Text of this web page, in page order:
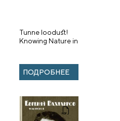
Tunne loodust!
Knowing Nature in
edited by Donald
Favareau and
ПОДРОБНЕЕ